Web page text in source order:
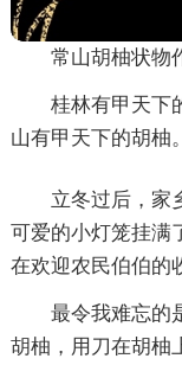
常山胡柚状物
桂林有甲天下
山有甲天下的胡柚。
立冬过后，家
可爱的小灯笼挂满
在欢迎农民伯伯的
最令我难忘的
胡柚，用刀在胡柚